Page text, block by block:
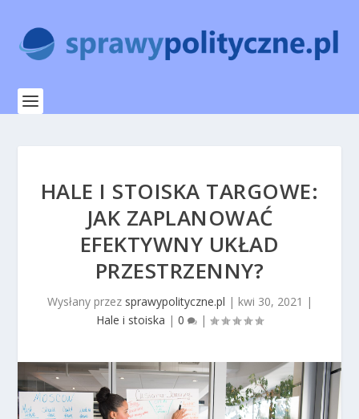
HALE I STOISKA TARGOWE:
JAK ZAPLANOWAĆ
EFEKTYWNY UKŁAD
PRZESTRZENNY?
Wysłany przez sprawypolityczne.pl | kwi 30, 2021 |
Hale i stoiska | 0 |